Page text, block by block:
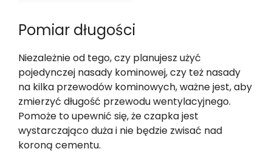
Pomiar długości
Niezależnie od tego, czy planujesz użyć
pojedynczej nasady kominowej, czy też nasady
na kilka przewodów kominowych, ważne jest, aby
zmierzyć długość przewodu wentylacyjnego.
Pomoże to upewnić się, że czapka jest
wystarczająco duża i nie będzie zwisać nad
koroną cementu.